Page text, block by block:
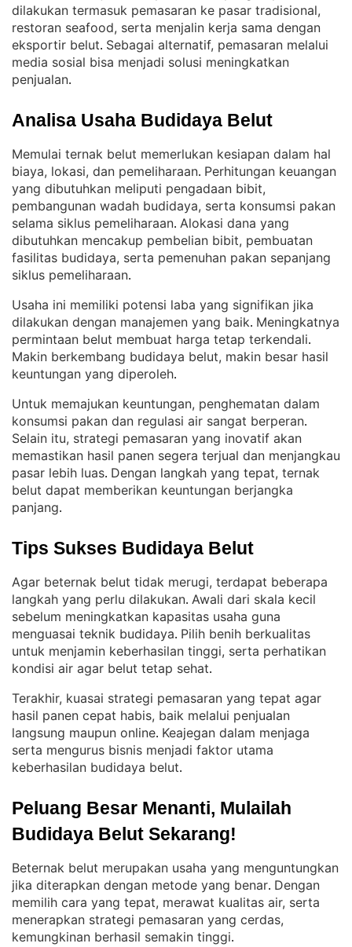
dilakukan termasuk pemasaran ke pasar tradisional,
restoran seafood, serta menjalin kerja sama dengan
eksportir belut. Sebagai alternatif, pemasaran melalui
media sosial bisa menjadi solusi meningkatkan
penjualan.
Analisa Usaha Budidaya Belut
Memulai ternak belut memerlukan kesiapan dalam hal
biaya, lokasi, dan pemeliharaan. Perhitungan keuangan
yang dibutuhkan meliputi pengadaan bibit,
pembangunan wadah budidaya, serta konsumsi pakan
selama siklus pemeliharaan. Alokasi dana yang
dibutuhkan mencakup pembelian bibit, pembuatan
fasilitas budidaya, serta pemenuhan pakan sepanjang
siklus pemeliharaan.
Usaha ini memiliki potensi laba yang signifikan jika
dilakukan dengan manajemen yang baik. Meningkatnya
permintaan belut membuat harga tetap terkendali
Makin berkembang budidaya belut, makin besar hasil
keuntungan yang diperoleh.
Untuk memajukan keuntungan, penghematan dalam
konsumsi pakan dan regulasi air sangat berperan
Selain itu, strategi pemasaran yang inovatif akan
memastikan hasil panen segera terjual dan menjangkau
pasar lebih luas. Dengan langkah yang tepat, ternak
belut dapat memberikan keuntungan berjangka
panjang.
Tips Sukses Budidaya Belut
Agar beternak belut tidak merugi, terdapat beberapa
langkah yang perlu dilakukan. Awali dari skala kecil
sebelum meningkatkan kapasitas usaha guna
menguasai teknik budidaya. Pilih benih berkualitas
untuk menjamin keberhasilan tinggi, serta perhatikan
kondisi air agar belut tetap sehat.
Terakhir, kuasai strategi pemasaran yang tepat agar
hasil panen cepat habis, baik melalui penjualan
langsung maupun online. Keajegan dalam menjaga
serta mengurus bisnis menjadi faktor utama
keberhasilan budidaya belut.
Peluang Besar Menanti, Mulailah
Budidaya Belut Sekarang!
Beternak belut merupakan usaha yang menguntungkan
jika diterapkan dengan metode yang benar. Dengan
memilih cara yang tepat, merawat kualitas air, serta
menerapkan strategi pemasaran yang cerdas,
kemungkinan berhasil semakin tinggi.